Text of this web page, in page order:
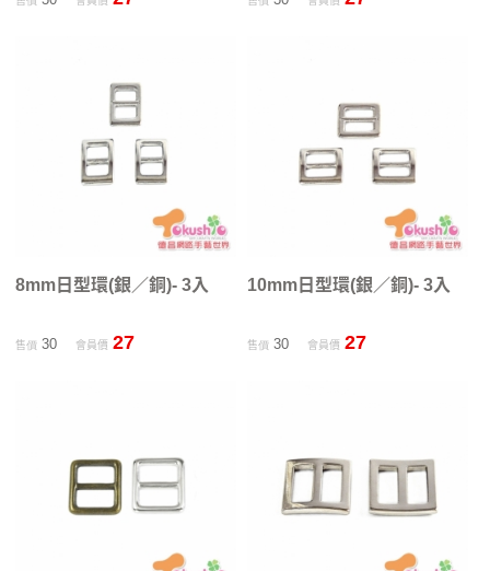
8mm日型環(銀／銅)- 3入
售價30 會員價 27
10mm日型環(銀／銅)- 3入
售價 30 會員價 27